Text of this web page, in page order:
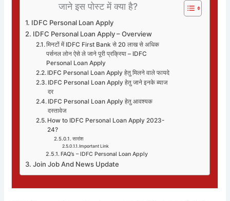
जाने इस पोस्ट में क्या है?
IDFC Personal Loan Apply
IDFC Personal Loan Apply – Overview
मिनटों में IDFC First Bank से 20 लाख से अधिक
पर्सनल लोन ऐसे ले जाने पूरी प्रक्रिया – IDFC
Personal Loan Apply
IDFC Personal Loan Apply हेतु मिलने वाले फायदे
IDFC Personal Loan Apply हेतु जाने इनके ब्याज
दर
IDFC Personal Loan Apply हेतु आवश्यक
दस्तावेज
How to IDFC Personal Loan Apply 2023-
24?
सारांश
Important Link
FAQ’s – IDFC Personal Loan Apply
Join Job And News Update